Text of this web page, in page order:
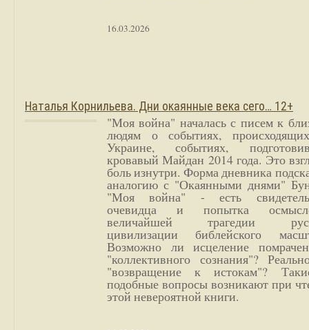
16.03.2026
Наталья Корнильева. Дни окаянные века сего… 12+
"Моя война" началась с писем к
людям о событиях,
Украине, событиях,
кровавый Майдан 2014 года. Это
боль изнутри. Форма дневника
аналогию с "Окаянными днями"
"Моя война" - есть
очевидца и попытка
величайшей трагедии
цивилизации библейского
Возможно ли исцеление
"коллективного сознания"?
"возвращение к истокам"?
подобные вопросы возникают при
этой невероятной книги.